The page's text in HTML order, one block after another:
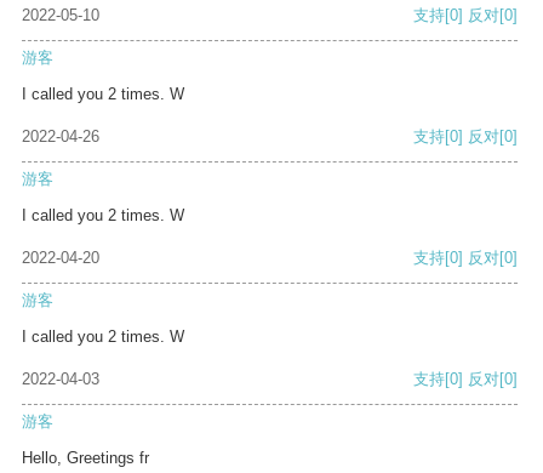
2022-05-10 支持[0] 反对[0]
游客
I called you 2 times. W
2022-04-26 支持[0] 反对[0]
游客
I called you 2 times. W
2022-04-20 支持[0] 反对[0]
游客
I called you 2 times. W
2022-04-03 支持[0] 反对[0]
游客
Hello, Greetings fr